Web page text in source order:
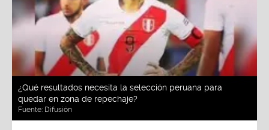
¿Qué resultados necesita la selección peruana para
quedar en zona de repechaje?
Fuente: Difusión